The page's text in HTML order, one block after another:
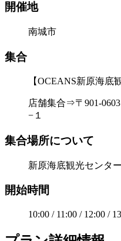
開催地
南城市
集合
【OCEANS新原海底
店舗集合⇒〒901-
−１
集合場所について
新原海底観光センター
開始時間
10:00 / 11:00 / 12:00 /